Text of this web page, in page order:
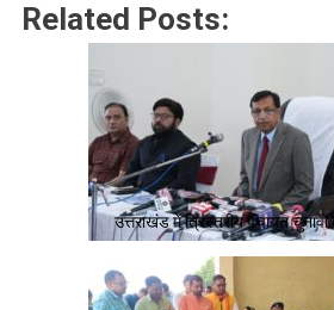
Related Posts:
उत्तराखंड में त्रिस्तरीय पंचायत